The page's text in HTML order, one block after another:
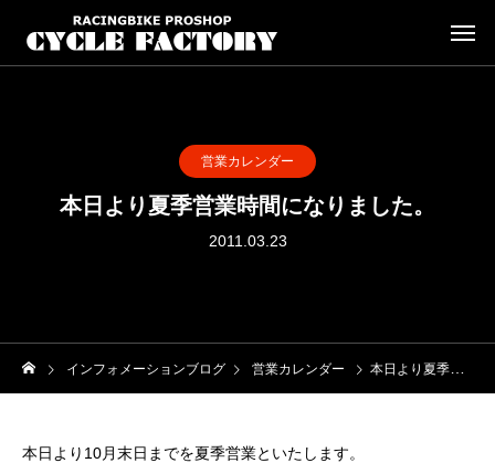
営業カレンダー
本日より夏季営業時間になりました。
2011.03.23
インフォメーションブログ 営業カレンダー 本日より夏季営業時間になりました。
本日より10月末日までを夏季営業といたします。